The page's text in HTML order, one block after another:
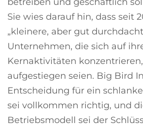
Sie wies darauf hin, dass seit
„kleinere, aber gut
Unternehmen, die sich auf
Kernaktivitäten
aufgestiegen seien. Big Bird
Entscheidung für ein
sei vollkommen richtig, und
Betriebsmodell sei der